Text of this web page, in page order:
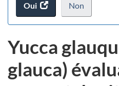
Oui
accéder
au
Non
je
pas
participer
au
.
Yucca
glauca)